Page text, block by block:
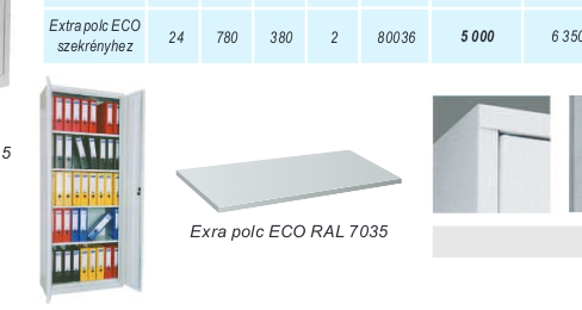
Exra polc ECO RAL 7035
Extra polc ECO
szekrényhez
24 5 000 6
780 380 2 80036